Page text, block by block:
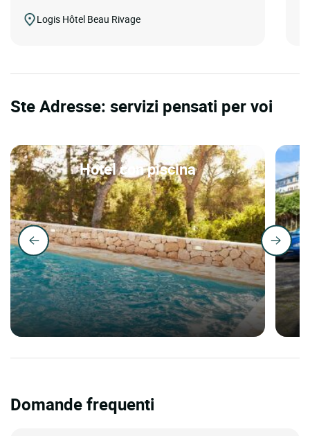
Logis Hôtel Beau Rivage
Ste Adresse: servizi pensati per voi
Hotel con piscina
Domande frequenti